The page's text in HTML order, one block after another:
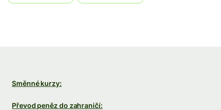
Směnné kurzy:
Převod peněz do zahraničí: